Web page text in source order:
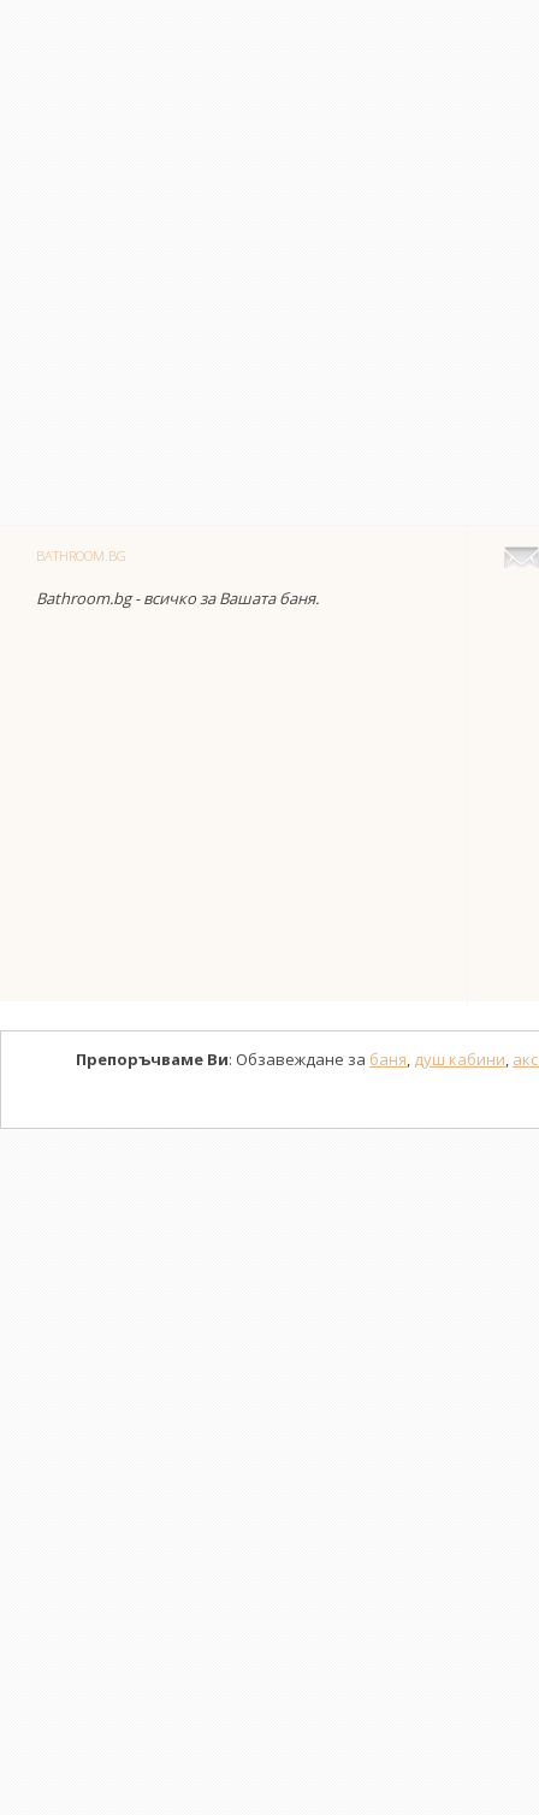
BATHROOM.BG
Bathroom.bg - всичко за Вашата баня.
Препоръчваме Ви: Обзавеждане за баня, душ кабини,